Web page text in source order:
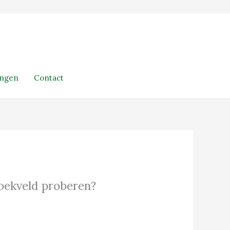
Contact
proberen?